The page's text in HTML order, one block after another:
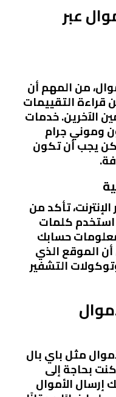
عبر
من المهم أن
قراءة التقييمات
الآخرين. خدمات
وموني جرام
يجب أن تكون
تأكد من
كلمات
حسابك
الموقع الذي
التشفير
مثل باي بال
بحاجة إلى
إرسال الأموال